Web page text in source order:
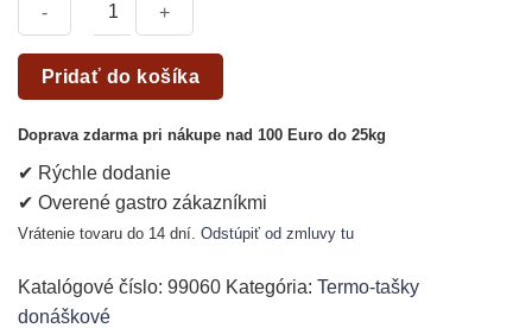
množstvo
Termo-
donášková
41
×
46
18
cm
Pridať do košíka
Doprava zdarma pri nákupe nad 100 Euro do 25kg
✔ Rýchle dodanie
✔ Overené gastro zákazníkmi
Vrátenie tovaru do 14 dní. Odstúpiť od zmluvy tu
Katalógové číslo: 99060 Kategória: Termo-tašky
donáškové